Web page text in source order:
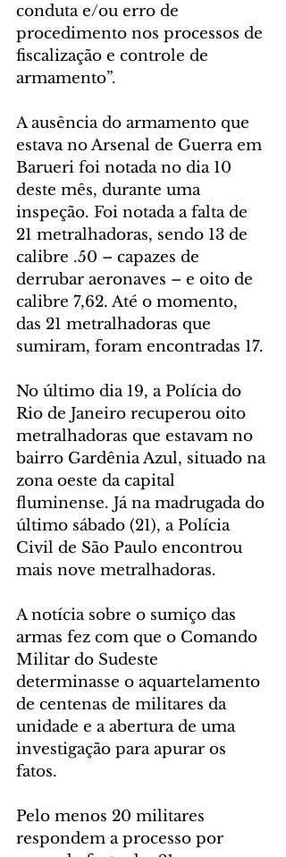
conduta e/ou erro de
procedimento nos processos de
fiscalização e controle de
armamento”.
A ausência do armamento que
estava no Arsenal de Guerra em
Barueri foi notada no dia 10
deste mês, durante uma
inspeção. Foi notada a falta de
21 metralhadoras, sendo 13 de
calibre .50 – capazes de
derrubar aeronaves – e oito de
calibre 7,62. Até o momento,
das 21 metralhadoras que
sumiram, foram encontradas 17.
No último dia 19, a Polícia do
Rio de Janeiro recuperou oito
metralhadoras que estavam no
bairro Gardênia Azul, situado na
zona oeste da capital
fluminense. Já na madrugada do
último sábado (21), a Polícia
Civil de São Paulo encontrou
mais nove metralhadoras.
A notícia sobre o sumiço das
armas fez com que o Comando
Militar do Sudeste
determinasse o aquartelamento
de centenas de militares da
unidade e a abertura de uma
investigação para apurar os
fatos.
Pelo menos 20 militares
respondem a processo por